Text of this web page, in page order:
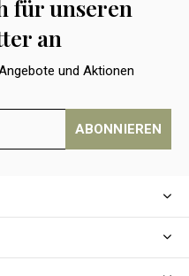
für unseren
an
und Aktionen
ABONNIEREN